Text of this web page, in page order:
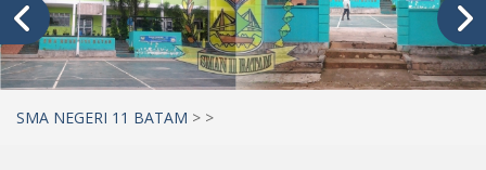
SMA NEGERI 11 BATAM > >